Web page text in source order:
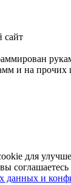
сайт
и на прочих
для
данных и